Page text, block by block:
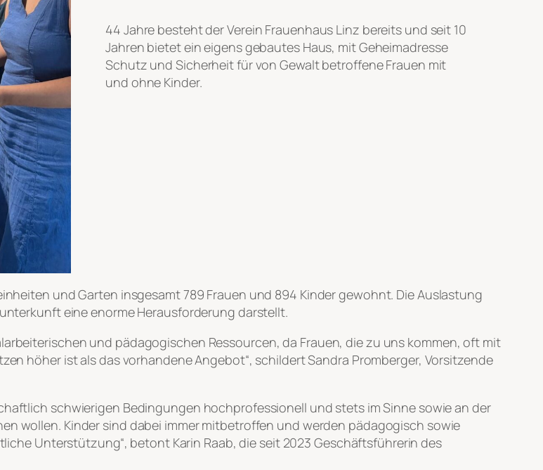
44 Jahre besteht der Verein Frauenhaus Linz bereits und seit 10
Jahren bietet ein eigens gebautes Haus, mit Geheimadresse
Schutz und Sicherheit für von Gewalt betroffene Frauen mit
und ohne Kinder.
und Garten insgesamt 789 Frauen und 894 Kinder gewohnt. Die Auslastung
eine enorme Herausforderung darstellt.
und pädagogischen Ressourcen, da Frauen, die zu uns kommen, oft mit
höher ist als das vorhandene Angebot“, schildert Sandra Promberger, Vorsitzende
schwierigen Bedingungen hochprofessionell und stets im Sinne sowie an der
wollen. Kinder sind dabei immer mitbetroffen und werden pädagogisch sowie
Unterstützung“, betont Karin Raab, die seit 2023 Geschäftsführerin des